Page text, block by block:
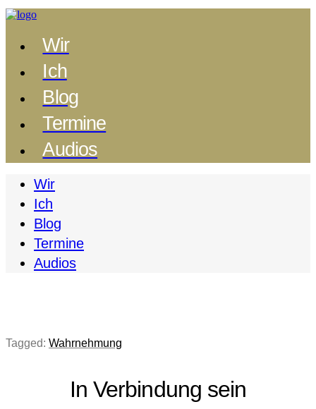
Wir
Ich
Blog
Termine
Audios
Wir
Ich
Blog
Termine
Audios
Tagged: Wahrnehmung
In Verbindung sein